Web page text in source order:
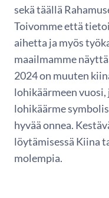
sekä täällä
Toivomme että
aihetta ja myös
maailmamme
2024 on muuten
lohikäärmeen vuosi,
lohikäärme
hyvää onnea.
löytämisessä Kiina
molempia.